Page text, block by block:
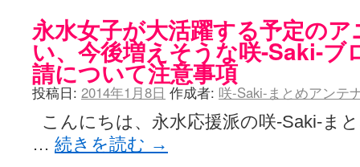
永水女子が大活躍する予定の
い、今後増えそうな咲-Saki-ブ
請について注意事項
投稿日: 2014年1月8日 作成者: 咲-Saki-まとめアンテ
こんにちは、永水応援派の咲-Saki-ま
… 続きを読む →